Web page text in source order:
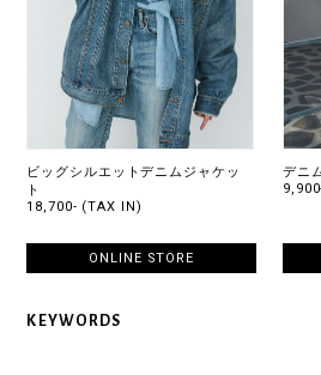
ビッグシルエットデニムジャケッ
ト
18,700- (TAX IN)
ONLINE STORE
デニ
KEYWORDS